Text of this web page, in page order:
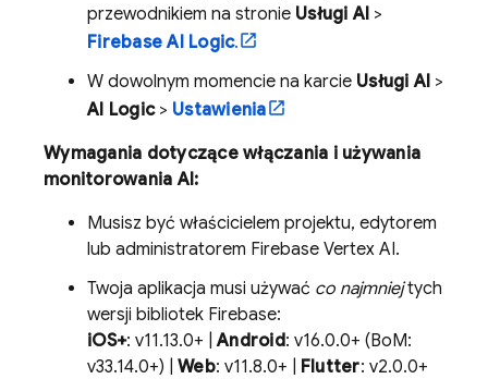
przewodnikiem na stronie Usługi AI >
Firebase AI Logic.
W dowolnym momencie na karcie Usługi AI >
AI Logic> Ustawienia
Wymagania dotyczące włączania i używania
monitorowania AI:
Musisz być właścicielem projektu, edytorem
lub administratorem Firebase Vertex AI.
Twoja aplikacja musi używać co najmniejtych
wersji bibliotek Firebase:
iOS+: v11.13.0+ |Android: v16.0.0+ (BoM:
v33.14.0+) | Web: v11.8.0+ | Flutter: v2.0.0+